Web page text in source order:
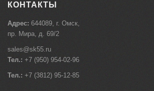
КОНТАКТЫ
Адрес: 644089, г. Омск,
пр. Мира, д. 69/2
sales@sk55.ru
Тел.: +7 (950) 954-02-96
Тел.: +7 (3812) 95-12-85